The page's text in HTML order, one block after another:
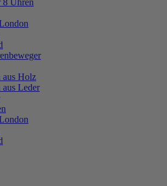
8 Uhren
aus Holz
Leder